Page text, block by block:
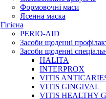
Формовочні маси
Ясенна маска
Гігієна
PERIO-AID
Засоби щоденні
Засоби щоденні
HALITA
INTERPROX
VITIS
VITIS GINGIVAL
VITIS HEALTHY